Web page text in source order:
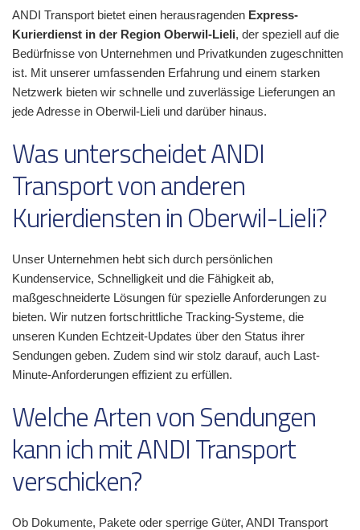
ANDI Transport bietet einen herausragenden Express-
Kurierdienst in der Region Oberwil-Lieli, der speziell auf die
Bedürfnisse von Unternehmen und Privatkunden zugeschnitten
ist. Mit unserer umfassenden Erfahrung und einem starken
Netzwerk bieten wir schnelle und zuverlässige Lieferungen an
jede Adresse in Oberwil-Lieli und darüber hinaus.
Was unterscheidet ANDI
Transport von anderen
Kurierdiensten in Oberwil-Lieli?
Unser Unternehmen hebt sich durch persönlichen
Kundenservice, Schnelligkeit und die Fähigkeit ab,
maßgeschneiderte Lösungen für spezielle Anforderungen zu
bieten. Wir nutzen fortschrittliche Tracking-Systeme, die
unseren Kunden Echtzeit-Updates über den Status ihrer
Sendungen geben. Zudem sind wir stolz darauf, auch Last-
Minute-Anforderungen effizient zu erfüllen.
Welche Arten von Sendungen
kann ich mit ANDI Transport
verschicken?
Ob Dokumente, Pakete oder sperrige Güter, ANDI Transport